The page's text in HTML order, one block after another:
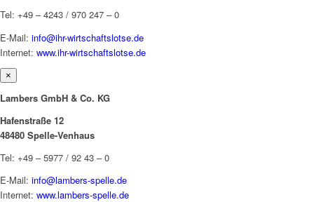
Tel: +49 – 4243 / 970 247 – 0
E-Mail: info@ihr-wirtschaftslotse.de
Internet: www.ihr-wirtschaftslotse.de
×
Lambers GmbH & Co. KG
Hafenstraße 12
48480 Spelle-Venhaus
Tel: +49 – 5977 / 92 43 – 0
E-Mail: info@lambers-spelle.de
Internet: www.lambers-spelle.de